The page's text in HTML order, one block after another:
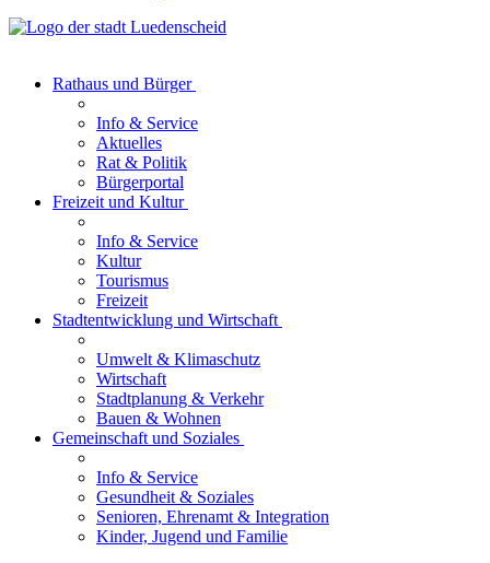
Rathaus und Bürger
Info & Service
Aktuelles
Rat & Politik
Bürgerportal
Freizeit und Kultur
Info & Service
Kultur
Tourismus
Freizeit
Stadtentwicklung und Wirtschaft
Umwelt & Klimaschutz
Wirtschaft
Stadtplanung & Verkehr
Bauen & Wohnen
Gemeinschaft und Soziales
Info & Service
Gesundheit & Soziales
Senioren, Ehrenamt & Integration
Kinder, Jugend und Familie